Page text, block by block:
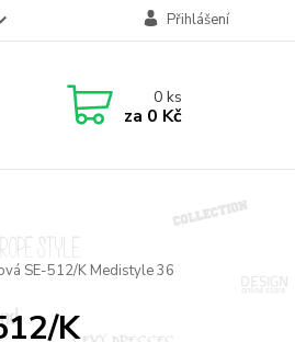
Přihlášení
0ks
za 0 Kč
SE-512/K Medistyle 36
K